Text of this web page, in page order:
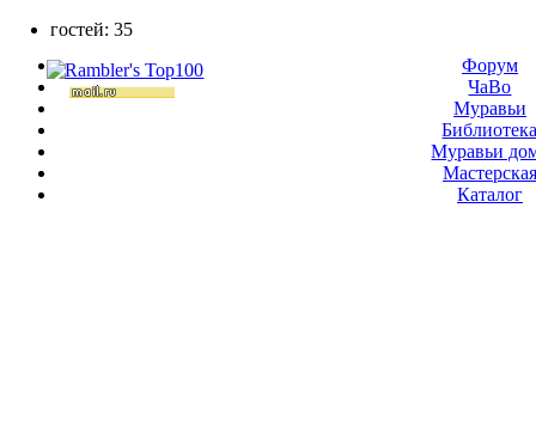
гостей: 35
Форум
ЧаВо
Муравьи
Муравьи
Мастерская
Каталог